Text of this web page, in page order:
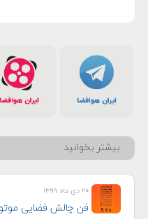
بیشتر بخوانید
۲۰ دی ماه ۱۳۹۹
فن چالش فضایی